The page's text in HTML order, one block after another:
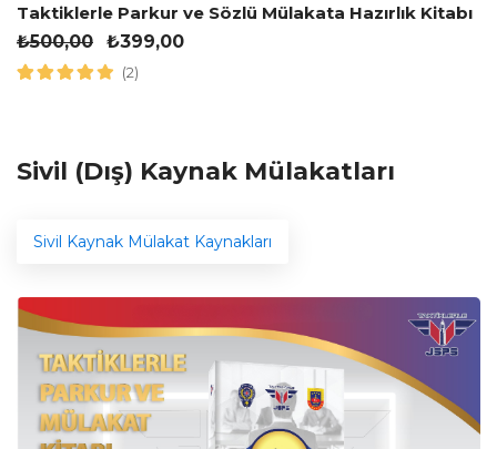
Taktiklerle Parkur ve Sözlü Mülakata Hazırlık Kitabı
₺500,00 ₺399,00
(2)
Sivil (Dış) Kaynak Mülakatları
Sivil Kaynak Mülakat Kaynakları